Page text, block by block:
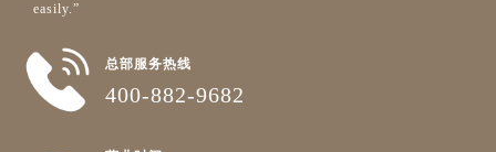
easily.”
总部服务热线
400-882-9682